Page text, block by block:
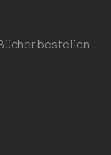
bestellen